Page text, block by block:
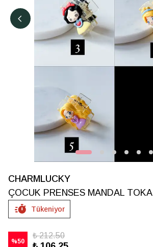
CHARMLUCKY
ÇOCUK PRENSES MANDAL TOKA
Tükeniyor
%50
₺ 212.50